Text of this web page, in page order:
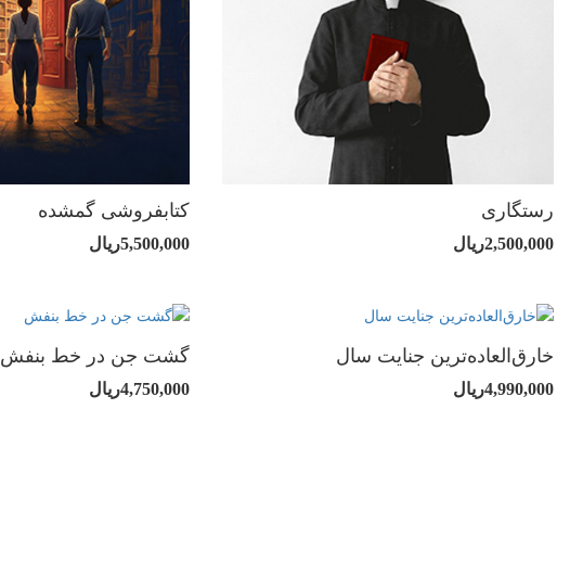
رستگاری
2,500,000ریال
کتابفروشی گمشده
5,500,000ریال
خارق‌العاده‌ترین جنایت سال
4,990,000ریال
گشت جن در خط بنفش
4,750,000ریال